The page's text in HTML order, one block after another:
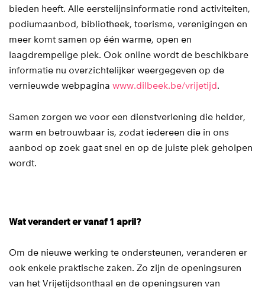
bieden heeft. Alle eerstelijnsinformatie rond activiteiten,
podiumaanbod, bibliotheek, toerisme, verenigingen en
meer komt samen op één warme, open en
laagdrempelige plek. Ook online wordt de beschikbare
informatie nu overzichtelijker weergegeven op de
vernieuwde webpagina www.dilbeek.be/vrijetijd.
Samen zorgen we voor een dienstverlening die helder,
warm en betrouwbaar is, zodat iedereen die in ons
aanbod op zoek gaat snel en op de juiste plek geholpen
wordt.
Wat verandert er vanaf 1 april?
Om de nieuwe werking te ondersteunen, veranderen er
ook enkele praktische zaken. Zo zijn de openingsuren
van het Vrijetijdsonthaal en de openingsuren van